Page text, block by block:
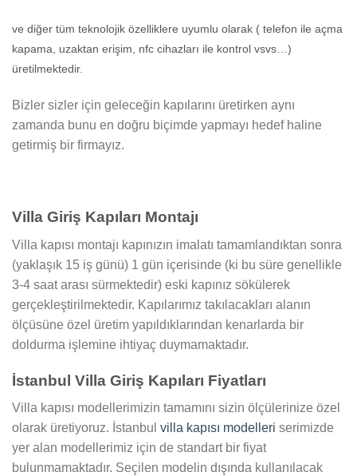
ve diğer tüm teknolojik özelliklere uyumlu olarak ( telefon ile açma
kapama, uzaktan erişim, nfc cihazları ile kontrol vsvs…)
üretilmektedir.
Bizler sizler için geleceğin kapılarını üretirken aynı
zamanda bunu en doğru biçimde yapmayı hedef haline
getirmiş bir firmayız.
Villa Giriş Kapıları Montajı
Villa kapısı montajı kapınızın imalatı tamamlandıktan sonra
(yaklaşık 15 iş günü) 1 gün içerisinde (ki bu süre genellikle
3-4 saat arası sürmektedir) eski kapınız sökülerek
gerçekleştirilmektedir. Kapılarımız takılacakları alanın
ölçüsüne özel üretim yapıldıklarından kenarlarda bir
doldurma işlemine ihtiyaç duymamaktadır.
İstanbul Villa Giriş Kapıları Fiyatları
Villa kapısı modellerimizin tamamını sizin ölçülerinize özel
olarak üretiyoruz. İstanbul villa kapısı modelleri serimizde
yer alan modellerimiz için de standart bir fiyat
bulunmamaktadır. Seçilen modelin dışında kullanılacak